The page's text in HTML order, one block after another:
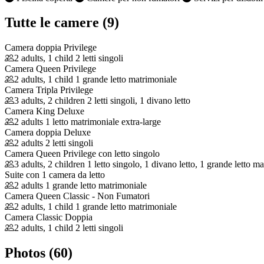
Tutte le camere (9)
Camera doppia Privilege
2 adults, 1 child 2 letti singoli
Camera Queen Privilege
2 adults, 1 child 1 grande letto matrimoniale
Camera Tripla Privilege
3 adults, 2 children 2 letti singoli, 1 divano letto
Camera King Deluxe
2 adults 1 letto matrimoniale extra-large
Camera doppia Deluxe
2 adults 2 letti singoli
Camera Queen Privilege con letto singolo
3 adults, 2 children 1 letto singolo, 1 divano letto, 1 grande letto
Suite con 1 camera da letto
2 adults 1 grande letto matrimoniale
Camera Queen Classic - Non Fumatori
2 adults, 1 child 1 grande letto matrimoniale
Camera Classic Doppia
2 adults, 1 child 2 letti singoli
Photos (60)